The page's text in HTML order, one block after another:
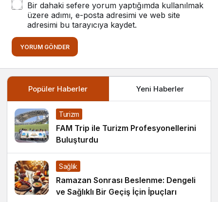
Bir dahaki sefere yorum yaptığımda kullanılmak
üzere adımı, e-posta adresimi ve web site
adresimi bu tarayıcıya kaydet.
YORUM GÖNDER
Popüler Haberler Yeni Haberler
Turizm
FAM Trip ile Turizm Profesyonellerini
Buluşturdu
Sağlık
Ramazan Sonrası Beslenme: Dengeli
ve Sağlıklı Bir Geçiş İçin İpuçları